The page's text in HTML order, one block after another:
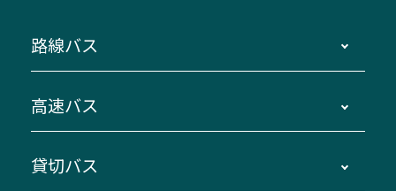
路線バス
主要停留所案内図・時刻表
路線バスのご利用方法
高速バス
南紀・VISON～横浜・東京・埼玉
貸切バス